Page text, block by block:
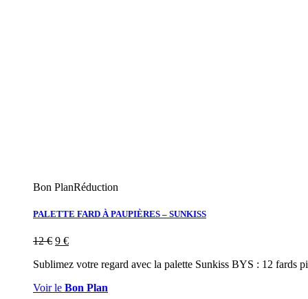
Bon PlanRéduction
PALETTE FARD À PAUPIÈRES – SUNKISS
12€ 9 €
Sublimez votre regard avec la palette Sunkiss BYS : 12 fards
Voir le Bon Plan